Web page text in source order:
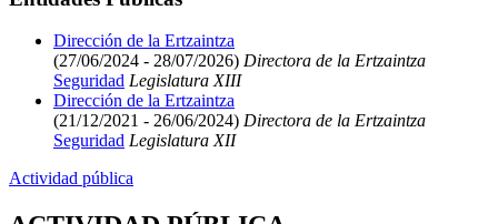
Dirección de la Ertzaintza
(27/06/2024 - 28/07/2026) Directora de la Ertzaintza
Seguridad Legislatura XIII
Dirección de la Ertzaintza
(21/12/2021 - 26/06/2024) Directora de la Ertzaintza
Seguridad Legislatura XII
Actividad pública